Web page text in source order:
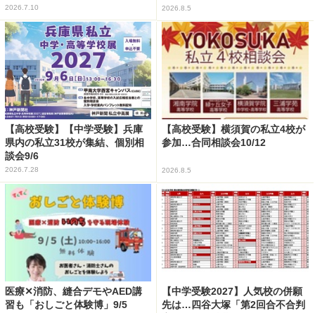
2026.7.10 2026.8.5
【高校受験】【中学受験】兵庫
県内の私立31校が集結、個別相
談会9/6
2026.7.28
【高校受験】横須賀の私立4校が
参加…合同相談会10/12
2026.8.5
医療✕消防、縫合デモやAED講
習も「おしごと体験博」9/5
【中学受験2027】人気校の併願
先は…四谷大塚「第2回合不合判